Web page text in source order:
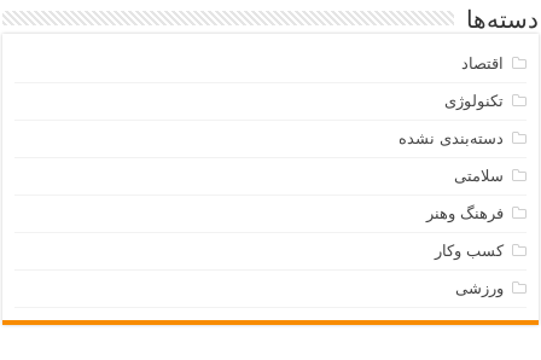
دسته‌ها
اقتصاد
تکنولوژی
دسته‌بندی نشده
سلامتی
فرهنگ وهنر
کسب وکار
ورزشی